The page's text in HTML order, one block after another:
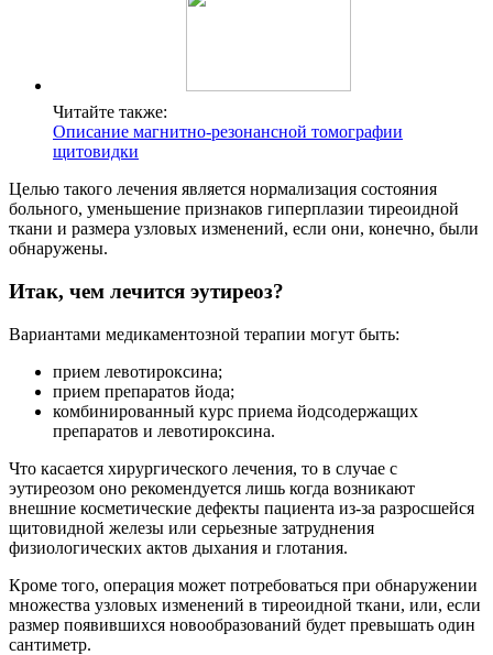
Читайте также:
Описание магнитно-резонансной томографии
щитовидки
Целью такого лечения является нормализация состояния
больного, уменьшение признаков гиперплазии тиреоидной
ткани и размера узловых изменений, если они, конечно, были
обнаружены.
Итак, чем лечится эутиреоз?
Вариантами медикаментозной терапии могут быть:
прием левотироксина;
прием препаратов йода;
комбинированный курс приема йодсодержащих
препаратов и левотироксина.
Что касается хирургического лечения, то в случае с
эутиреозом оно рекомендуется лишь когда возникают
внешние косметические дефекты пациента из-за разросшейся
щитовидной железы или серьезные затруднения
физиологических актов дыхания и глотания.
Кроме того, операция может потребоваться при обнаружении
множества узловых изменений в тиреоидной ткани, или, если
размер появившихся новообразований будет превышать один
сантиметр.